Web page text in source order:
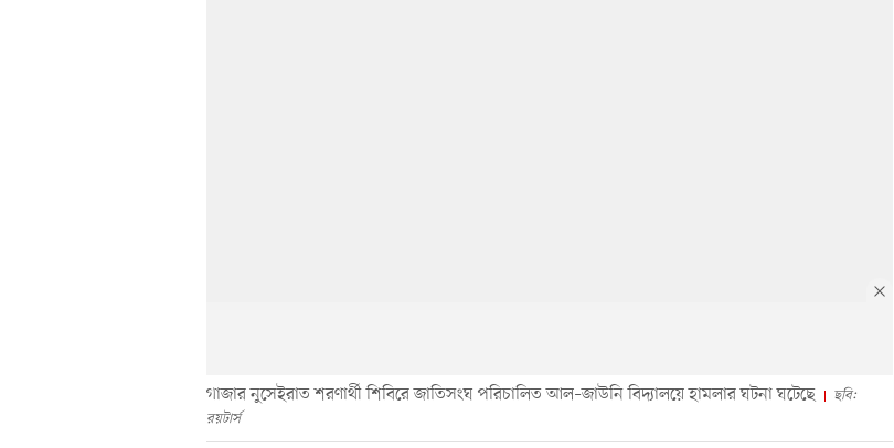
গাজার নুসেইরাত শরণার্থী শিবিরে জাতিসংঘ পরিচালিত আল–জাউনি বিদ্যালয়ে হামলার ঘটনা ঘটেছে
ছবি:
রয়টার্স